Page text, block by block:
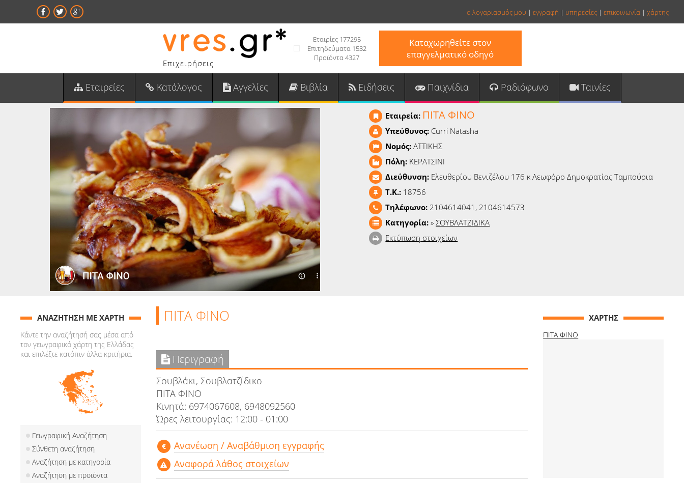
ο λογαριασμός μου | εγγραφή | υπηρεσίες | επικοινωνία | χάρτης
Επιχειρήσεις
Εταιρίες 177295
Επιτηδεύματα 1532
Προϊόντα 4327
Καταχωρηθείτε στον
επαγγελματικό οδηγό
Εταιρείες Κατάλογος Αγγελίες Βιβλία Ειδήσεις Παιχνίδια Ραδιόφωνο Ταινίες
Εταιρεία: ΠΙΤΑ ΦΙΝΟ
Υπεύθυνος: Curri Natasha
Νομός:ΑΤΤΙΚΗΣ
Πόλη: ΚΕΡΑΤΣΙΝΙ
Διεύθυνση: Ελευθερίου Βενιζέλου 176 κ Λεωφόρο Δημοκρατίας Ταμπούρια
T.K.: 18756
Τηλέφωνο:2104614041, 2104614573
Κατηγορία:»ΣΟΥΒΛΑΤΖΙΔΙΚΑ
Εκτύπωση στοιχείων
ΠΙΤΑ ΦΙΝΟ
Περιγραφή
Σουβλάκι, Σουβλατζίδικο
ΠΙΤΑ ΦΙΝΟ
Κινητά: 6974067608, 6948092560
Ώρες λειτουργίας: 12:00 - 01:00
Aνανέωση / Αναβάθμιση εγγραφής
Αναφορά λάθος στοιχείων
ΑΝΑΖΗΤΗΣΗ ΜΕ ΧΑΡΤΗ
Κάντε την αναζήτησή σας μέσα από
τον γεωγραφικό χάρτη της Ελλάδας
και επιλέξτε κατόπιν άλλα κριτήρια.
Γεωγραφική Αναζήτηση
Σύνθετη αναζήτηση
Αναζήτηση με κατηγορία
Αναζήτηση με προιόντα
ΧΑΡΤΗΣ
ΠΙΤΑ ΦΙΝΟ